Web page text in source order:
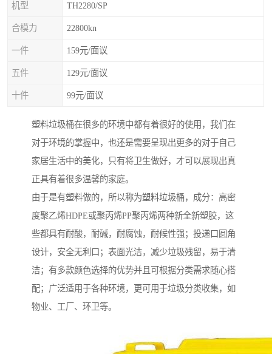
机型 TH2280/SP
合模力 22800kn
一件 159元/面议
五件 129元/面议
十件 99元/面议
塑料垃圾桶在很多的环境中都有着很好的使用，我们在
对于环境的掌握中，也还是需要呈现出更多的对于自己
家居生活中的美化，只有将卫生做好，才可以展现出真
正具有着很多温馨的家庭。
由于是有塑料做的，所以称为塑料垃圾桶，成分：高密
度聚乙烯HDPE或聚丙烯PP聚丙烯两种新全新塑胶，这
些都具有耐酸，耐碱，耐腐蚀，耐候性强；投递口圆角
设计，安全无利口；表面光洁，减少垃圾残留，易于清
洁；有多款颜色选择的优势并且可根据分类需求随心搭
配；广泛适用于各种环境，更可用于垃圾分类收集，如
物业、工厂、环卫等。